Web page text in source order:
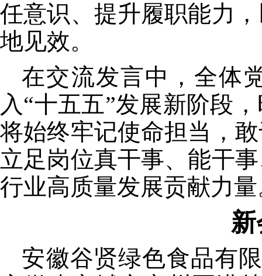
任意识、提升履职能力
地见效。
在交流发言中，全体
入“十五五”发展新阶段
将始终牢记使命担当，
立足岗位真干事、能干
行业高质量发展贡献力
安徽谷贤绿色食品有